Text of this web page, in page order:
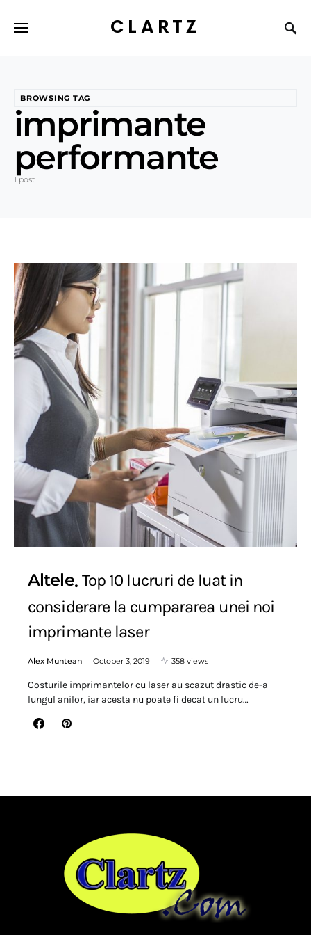
CLARTZ
BROWSING TAG
imprimante
performante
1 post
Altele Top 10 lucruri de luat in
considerare la cumpararea unei noi
imprimante laser
Alex Muntean October 3, 2019 358 views
Costurile imprimantelor cu laser au scazut drastic de-a
lungul anilor, iar acesta nu poate fi decat un lucru…